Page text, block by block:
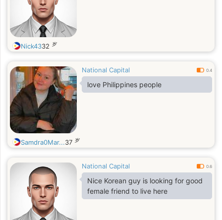
Nick4332 岁
National Capital 0.4
love Philippines people
Samdra0Mar...37 岁
National Capital 0.6
Nice Korean guy is looking for good
female friend to live here